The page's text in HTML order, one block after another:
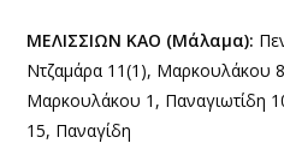
ΜΕΛΙΣΣΙΩΝ ΚΑΟ (Μάλαμα):
Ντζαμάρα 11(1), Μαρκουλάκου
Μαρκουλάκου 1, Παναγιωτίδη
15, Παναγίδη